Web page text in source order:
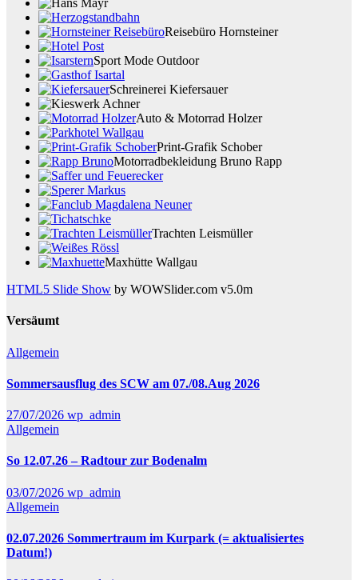
Reisebüro Hornsteiner
Sport Mode Outdoor
Schreinerei Kiefersauer
Auto & Motorrad Holzer
Print-Grafik Schober
Motorradbekleidung Bruno Rapp
Trachten Leismüller
Maxhütte Wallgau
HTML5 Slide Show by WOWSlider.com v5.0m
Versäumt
Allgemein
Sommersausflug des SCW am 07./08.Aug 2026
27/07/2026 wp_admin
Allgemein
So 12.07.26 – Radtour zur Bodenalm
03/07/2026 wp_admin
Allgemein
02.07.2026 Sommertraum im Kurpark (= aktualisiertes
Datum!)